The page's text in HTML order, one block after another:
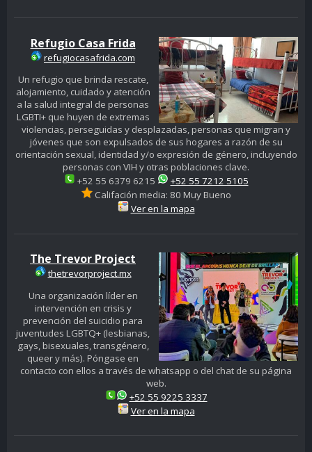
Refugio Casa Frida
refugiocasafrida.com
Un refugio que brinda rescate,
alojamiento, cuidado y atención
a la salud integral de personas
LGBTI+ que huyen de extremas
violencias, perseguidas y desplazadas, personas que migran y
jóvenes que son expulsados de sus hogares a razón de su
orientación sexual, identidad y/o expresión de género, incluyendo
personas con VIH y otras poblaciones clave.
+52 55 6379 6215
+52 55 7212 5105
Califación media: 80 Muy Bueno
Ver en la mapa
The Trevor Project
thetrevorproject.mx
Una organización líder en
intervención en crisis y
prevención del suicidio para
juventudes LGBTQ+ (lesbianas,
gays, bisexuales, transgénero,
queer y más). Póngase en
contacto con ellos a través de whatsapp o del chat de su página
web.
+52 55 9225 3337
Ver en la mapa